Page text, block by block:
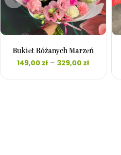
Bukiet Różanych Marzeń
149,00 zł – 329,00 zł
149,00 zł